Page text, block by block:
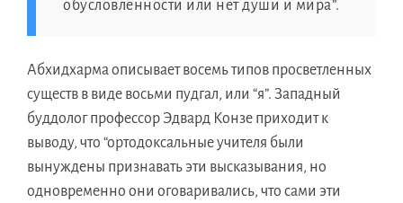
обусловленности или нет души и мира”.
Абхидхарма описывает восемь типов просветленных
существ в виде восьми пудгал, или “я”. Западный
буддолог профессор Эдвард Конзе приходит к
выводу, что “ортодоксальные учителя были
вынуждены признавать эти высказывания, но
одновременно они оговаривались, что сами эти